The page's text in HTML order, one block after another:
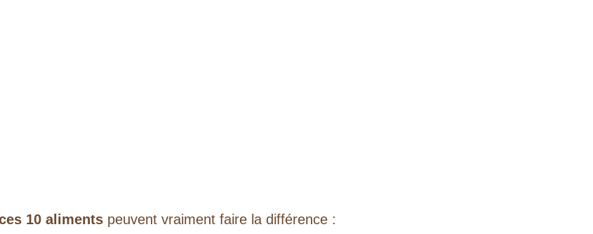
10 alimentspeuvent vraiment faire la différence :